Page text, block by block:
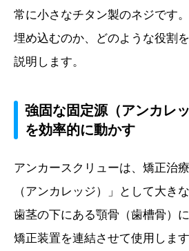
常に小さなチタン製のネジです
埋め込むのか、どのような役割
説明します。
強固な固定源（アンカレ
を効率的に動かす
アンカースクリューは、矯正治
（アンカレッジ）」として大き
歯茎の下にある顎骨（歯槽骨）
矯正装置を連結させて使用します